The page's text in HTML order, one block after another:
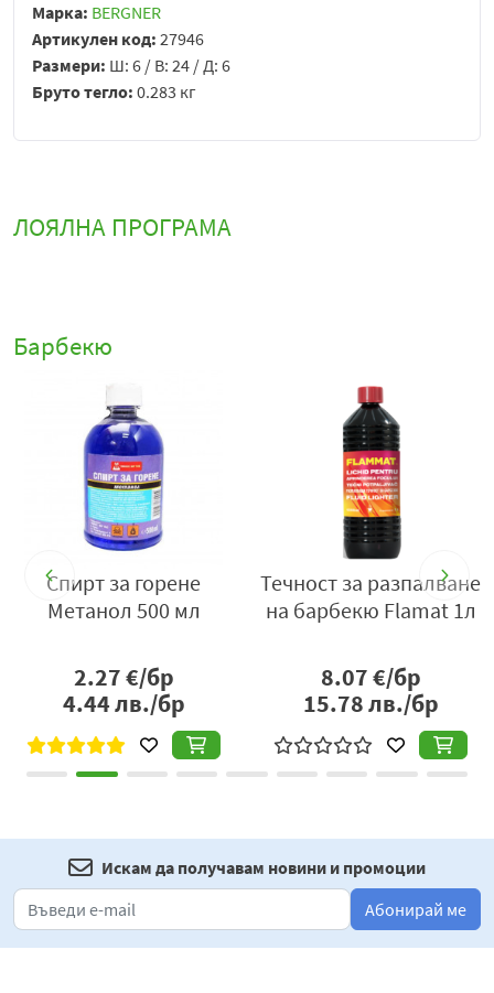
Марка: BERGNER
Артикулен код: 27946
Размери: Ш: 6 / В: 24 / Д: 6
Бруто тегло: 0.283 кг
ЛОЯЛНА ПРОГРАМА
Барбекю
Спирт за горене
Метанол 500 мл
2.27€/бр
4.44лв./бр
Течност за разпалване
на барбекю Flamat 1л
8.07€/бр
15.78лв./бр
Искам да получавам новини и промоции
Абонирай ме